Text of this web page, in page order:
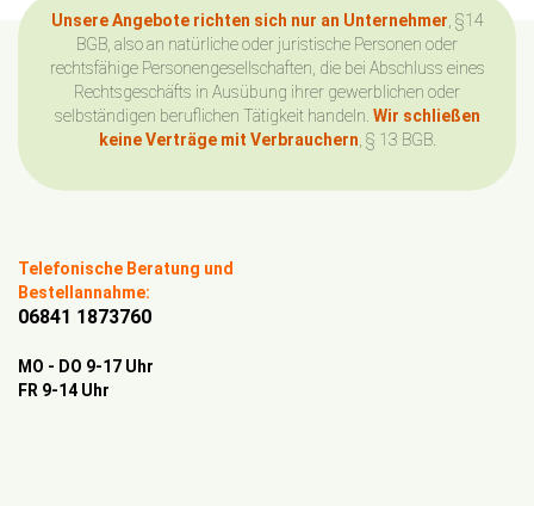
Unsere Angebote richten sich nur an Unternehmer , §14
BGB, also an natürliche oder juristische Personen oder
rechtsfähige Personengesellschaften, die bei Abschluss eines
Rechtsgeschäfts in Ausübung ihrer gewerblichen oder
selbständigen beruflichen Tätigkeit handeln. Wir schließen
keine Verträge mit Verbrauchern , § 13 BGB.
Telefonische Beratung und
Bestellannahme:
06841 1873760
MO - DO 9-17 Uhr
FR 9-14 Uhr